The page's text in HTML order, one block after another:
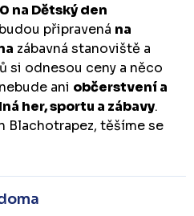
na Dětský den
připravená na
zábavná stanoviště a
si odnesou ceny a něco
ani občerstvení a
her, sportu a zábavy.
Blachotrapez, těšíme se